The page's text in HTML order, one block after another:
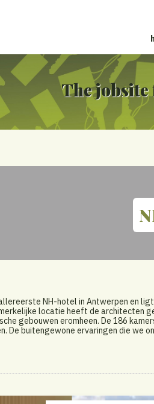
The
NH-hotel in Antwerpen en
locatie heeft de architecten
gebouwen eromheen. De 186
De buitengewone ervaringen die we